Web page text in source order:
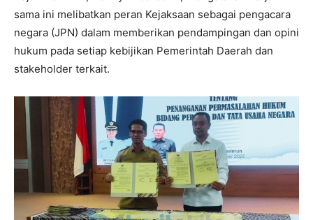
sama ini melibatkan peran Kejaksaan sebagai pengacara
negara (JPN) dalam memberikan pendampingan dan opini
hukum pada setiap kebijikan Pemerintah Daerah dan
stakeholder terkait.